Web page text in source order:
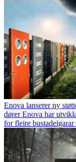
Enova lanserer ny
dørerEnova har
for fleire